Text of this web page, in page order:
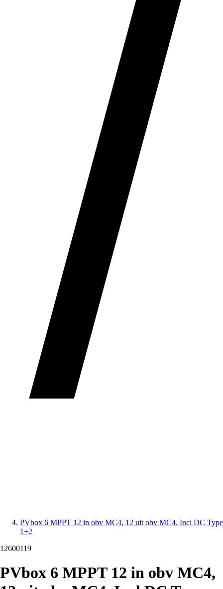
PVbox 6 MPPT 12 in obv MC4, 12 uit obv MC4. Incl DC Type
1+2
12600119
PVbox 6 MPPT 12 in obv MC4,